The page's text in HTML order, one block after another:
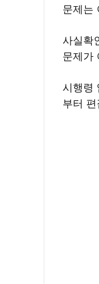
문제는
사실확
문제가
시행령
부터